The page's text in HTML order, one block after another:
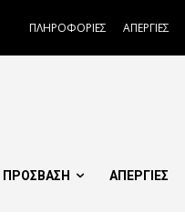
ΠΛΗΡΟΦΟΡΙΕΣ ΑΠΕΡΓΙΕΣ
ΠΡΟΣΒΑΣΗ ΑΠΕΡΓΙΕΣ